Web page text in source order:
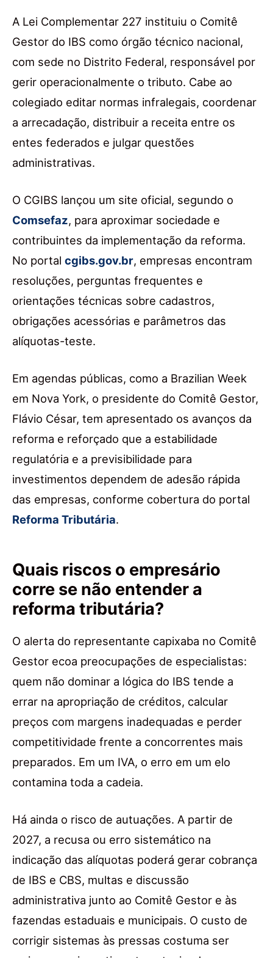
A Lei Complementar 227 instituiu o Comitê
Gestor do IBS como órgão técnico nacional,
com sede no Distrito Federal, responsável por
gerir operacionalmente o tributo. Cabe ao
colegiado editar normas infralegais, coordenar
a arrecadação, distribuir a receita entre os
entes federados e julgar questões
administrativas.
O CGIBS lançou um site oficial, segundo o
Comsefaz, para aproximar sociedade e
contribuintes da implementação da reforma.
No portal cgibs.gov.br, empresas encontram
resoluções, perguntas frequentes e
orientações técnicas sobre cadastros,
obrigações acessórias e parâmetros das
alíquotas-teste.
Em agendas públicas, como a Brazilian Week
em Nova York, o presidente do Comitê Gestor,
Flávio César, tem apresentado os avanços da
reforma e reforçado que a estabilidade
regulatória e a previsibilidade para
investimentos dependem de adesão rápida
das empresas, conforme cobertura do portal
Reforma Tributária.
Quais riscos o empresário
corre se não entender a
reforma tributária?
O alerta do representante capixaba no Comitê
Gestor ecoa preocupações de especialistas:
quem não dominar a lógica do IBS tende a
errar na apropriação de créditos, calcular
preços com margens inadequadas e perder
competitividade frente a concorrentes mais
preparados. Em um IVA, o erro em um elo
contamina toda a cadeia.
Há ainda o risco de autuações. A partir de
2027, a recusa ou erro sistemático na
indicação das alíquotas poderá gerar cobrança
de IBS e CBS, multas e discussão
administrativa junto ao Comitê Gestor e às
fazendas estaduais e municipais. O custo de
corrigir sistemas às pressas costuma ser